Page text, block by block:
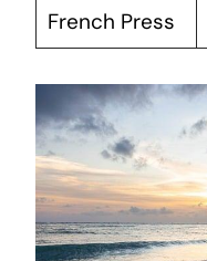
French Press